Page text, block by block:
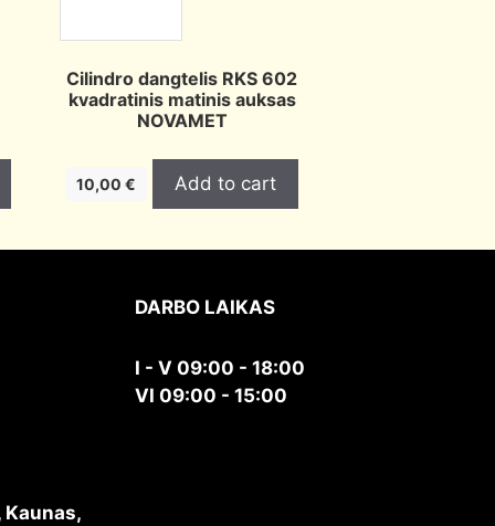
Cilindro dangtelis RKS 602
kvadratinis matinis auksas
NOVAMET
10,00€ Add to cart
Kaunas,
DARBO LAIKAS
I - V 09:00 - 18:00
VI 09:00 - 15:00